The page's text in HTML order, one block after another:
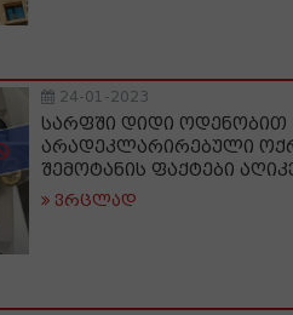
24-01-2023
სარფში დიდი ოდენობით
არადეკლარირებული
შემოტანის ფაქტები
ვრცლად